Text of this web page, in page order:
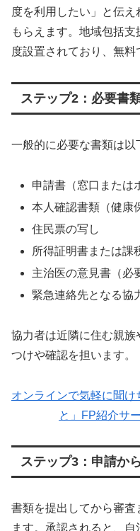
度を利用したい」と伝
もらえます。地域包括
度設置されており、無料
ステップ2：必要書
一般的に必要な書類は以
申請書（窓口または
本人確認書類（健康
住民票の写し
所得証明書または課
主治医の意見書（必
緊急連絡先となる協
協力者は近隣に住む親
つけや確認を担います。
オンラインで気軽に聞け
と」FP紹介サ
ステップ3：申請か
書類を提出してから審査
ます。承認されると、